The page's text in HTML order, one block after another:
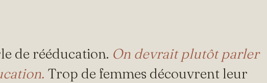
de rééducation. On devrait plutôt parler
Trop de femmes découvrent leur